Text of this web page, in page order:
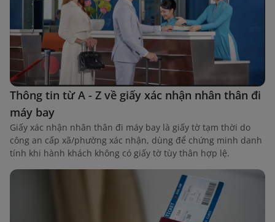
Thông tin từ A - Z về giấy xác nhận nhân thân đi
máy bay
Giấy xác nhận nhân thân đi máy bay là giấy tờ tạm thời do
công an cấp xã/phường xác nhận, dùng để chứng minh danh
tính khi hành khách không có giấy tờ tùy thân hợp lệ.